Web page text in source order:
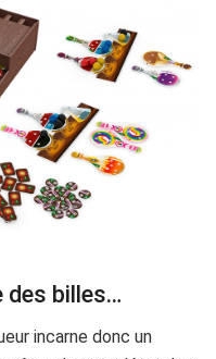
des billes…
incarne donc un